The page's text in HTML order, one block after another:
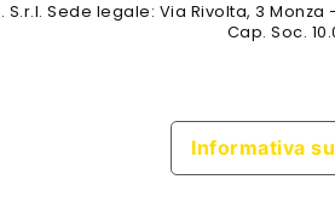
S.r.l. Sede legale: Via Rivolta, 3
Cap. Soc.
Informativa